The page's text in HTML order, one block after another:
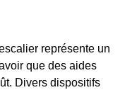
représente un
que des aides
Divers dispositifs